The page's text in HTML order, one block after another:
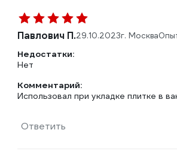
Павлович П.29.10.2023г. Москва
Недостатки:
Нет
Комментарий:
Использовал при укладке плитке в
Ответить